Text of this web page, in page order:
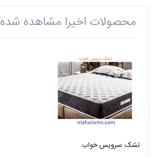
محصولات اخیرا مشاهده شده
تشک سرویس خواب